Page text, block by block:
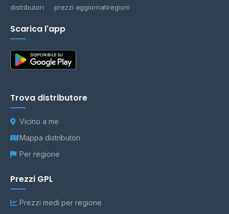
distributori prezzi aggiornatiregioni
Scarica l'app
Trova distributore
Vicino a me
Mappa distributori
Per regione
Prezzi GPL
Prezzi medi per regione